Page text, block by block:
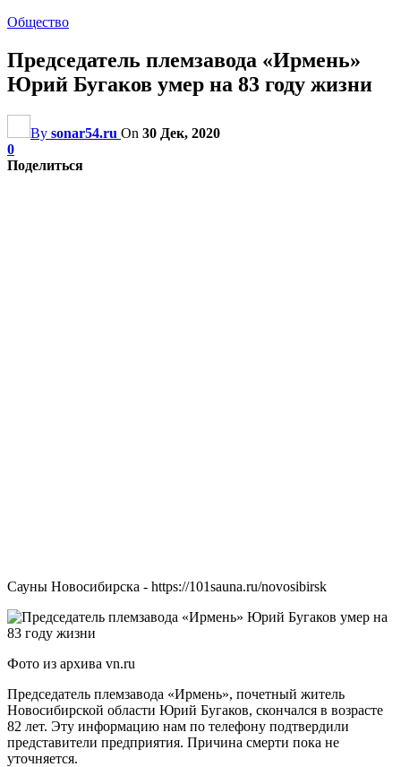
Общество
Председатель племзавода «Ирмень»
Юрий Бугаков умер на 83 году жизни
By sonar54.ru On 30 Дек, 2020
0
Поделиться
Сауны Новосибирска - https://101sauna.ru/novosibirsk
Фото из архива vn.ru
Председатель племзавода «Ирмень», почетный житель
Новосибирской области Юрий Бугаков, скончался в возрасте
82 лет. Эту информацию нам по телефону подтвердили
представители предприятия. Причина смерти пока не
уточняется.